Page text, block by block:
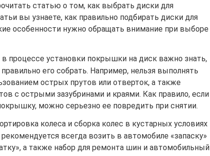
статью о том, как выбрать диски для
вы узнаете, как правильно подбирать диски для
особенности нужно обращать внимание при выборе
в процессе установки покрышки на диск важно знать,
его собрать. Например, нельзя выполнять
острых прутов или отверток, а также
с острыми зазубринами и краями. Как правило, если
можно серьезно ее повредить при снятии.
колеса и сборка колес в кустарных условиях
всегда возить в автомобиле «запаску»
а также набор для ремонта шин и автомобильный